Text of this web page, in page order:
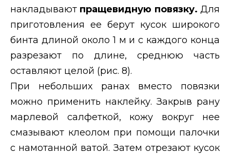
накладывают пращевидную повязку.Для
приготовления ее берут кусок широкого
бинта длиной около 1 м и с каждого конца
разрезают по длине, среднюю часть
оставляют целой (рис. 8).
При небольших ранах вместо повязки
можно применить наклейку. Закрыв рану
марлевой салфеткой, кожу вокруг нее
смазывают клеолом при помощи палочки
с намотанной ватой. Затем отрезают кусок